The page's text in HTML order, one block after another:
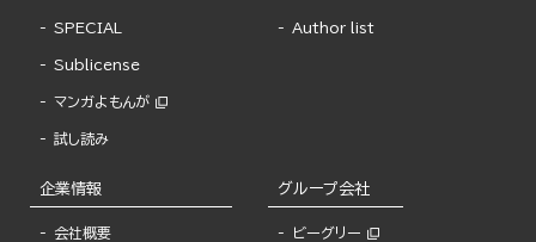
SPECIAL
Sublicense
マンガよもんが
試し読み
Author list
企業情報
会社概要
グループ会社
ビーグリー